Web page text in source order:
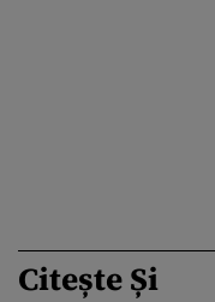
Citește Și